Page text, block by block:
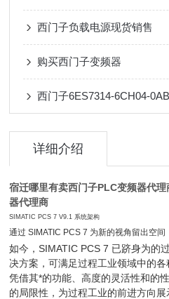
西门子负载电源现货销售
购买西门子变频器
西门子6ES7314-6CH04-
详细介绍
宿迁哪里有卖西门子PLC变频器代理
器代理商
SIMATIC PCS 7 V9.1 系统架构
通过 SIMATIC PCS 7 为新的视角留出空间
如今，SIMATIC PCS 7 已跻身为的
决方案，可满足过程工业领域中的
凭借其*的功能、高度的灵活性和的
的局限性，为过程工业的前进方向展